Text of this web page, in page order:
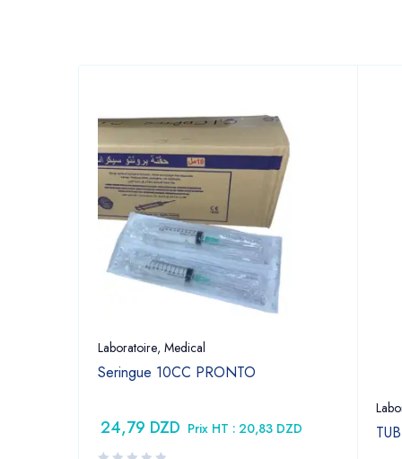
Laboratoire, Medical
Seringue 10CC PRONTO
24,79 DZD Prix HT : 20,83 DZD